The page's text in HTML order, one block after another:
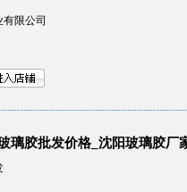
限公司
璃胶批发价格_沈阳玻璃胶厂